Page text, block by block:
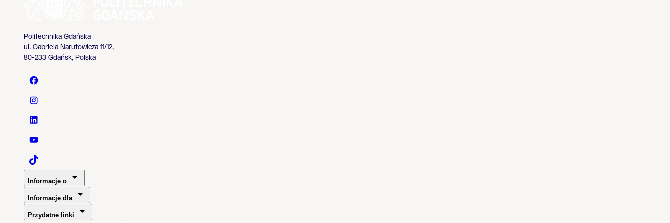
Politechnika Gdańska
ul. Gabriela Narutowicza 11/12,
80-233 Gdańsk, Polska
Politechnika Gdańska - Facebook
Politechnika Gdańska - Instagram
Politechnika Gdańska - LinkedIn
Politechnika Gdańska - YouTube
Politechnika Gdańska - TaikTok
Informacje o
Informacje dla
Przydatne linki